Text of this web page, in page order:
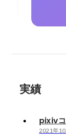
実績
pixiv
2021年10